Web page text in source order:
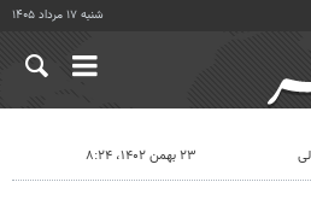
شنبه ۱۷ مرداد ۱۴۰۵
۲۳ بهمن ۱۴۰۲، ۸:۲۴